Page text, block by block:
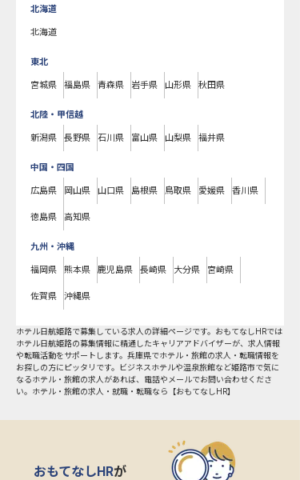
北海道
北海道
東北
宮城県 福島県 青森県 岩手県 山形県 秋田県
北陸・甲信越
新潟県 長野県 石川県 富山県 山梨県 福井県
中国・四国
広島県 岡山県 山口県 島根県 鳥取県 愛媛県 香川県
徳島県 高知県
九州・沖縄
福岡県 熊本県 鹿児島県 長崎県 大分県 宮崎県
佐賀県 沖縄県
ホテル日航姫路で募集している求人の詳細ページです。おもてなしHRでは
ホテル日航姫路の募集情報に精通したキャリアアドバイザーが、求人情報
や転職活動をサポートします。兵庫県でホテル・旅館の求人・転職情報を
お探しの方にピッタリです。ビジネスホテルや温泉旅館など姫路市で気に
なるホテル・旅館の求人があれば、電話やメールでお問い合わせくださ
い。ホテル・旅館の求人・就職・転職なら【おもてなしHR】
おもてなしHRが